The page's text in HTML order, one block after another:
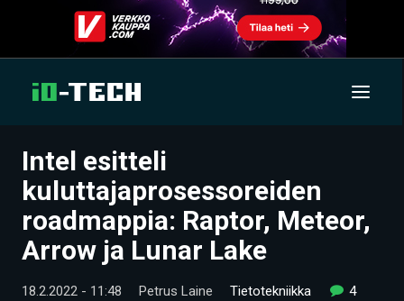
UUTISET
ARTIKKELIT
VIDEOT
TECHBBS
Intel esitteli
kuluttajaprosessoreiden
roadmappia: Raptor, Meteor,
Arrow ja Lunar Lake
18.2.2022 - 11:48 Petrus Laine Tietotekniikka 4